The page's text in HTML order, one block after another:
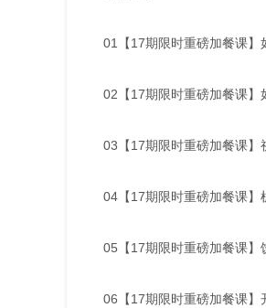
01【17期限时重磅加餐课
02【17期限时重磅加餐课
03【17期限时重磅加餐课
04【17期限时重磅加餐课】
05【17期限时重磅加餐课】
06【17期限时重磅加餐课